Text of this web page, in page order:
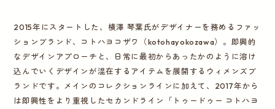
2015年にスタートした、横澤 琴葉氏がデザイナーを務めるファッ
ションブランド、コトハヨコザワ（kotohayokozawa）。即興的
なデザインアプローチと、日常に最初からあったかのように溶け
込んでいくデザインが混在するアイテムを展開するウィメンズブ
ランドです。メインのコレクションラインに加えて、2017年から
は即興性をより重視したセカンドライン「トゥードゥー コトハヨ